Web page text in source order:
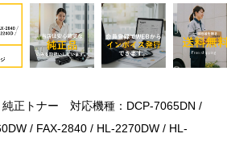
正トナー 対応機種：DCP-7065DN /
/ FAX-2840 / HL-2270DW / HL-